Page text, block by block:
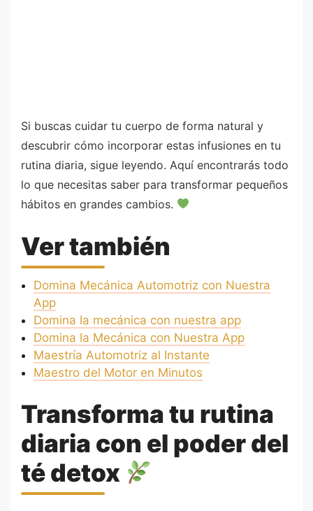
Si buscas cuidar tu cuerpo de forma natural y
descubrir cómo incorporar estas infusiones en tu
rutina diaria, sigue leyendo. Aquí encontrarás todo
lo que necesitas saber para transformar pequeños
hábitos en grandes cambios.
Ver también
Domina Mecánica Automotriz con Nuestra
App
Domina la mecánica con nuestra app
Domina la Mecánica con Nuestra App
Maestría Automotriz al Instante
Maestro del Motor en Minutos
Transforma tu rutina
diaria con el poder del
té detox